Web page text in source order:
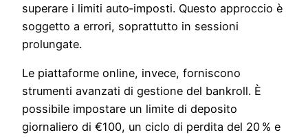
superare i limiti auto‑imposti. Questo approccio è
soggetto a errori, soprattutto in sessioni
prolungate.
Le piattaforme online, invece, forniscono
strumenti avanzati di gestione del bankroll. È
possibile impostare un limite di deposito
giornaliero di €100, un ciclo di perdita del 20 % e